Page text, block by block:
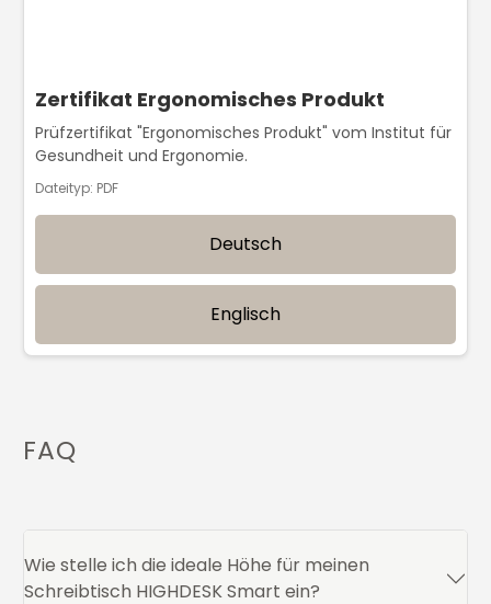
Zertifikat Ergonomisches Produkt
Prüfzertifikat "Ergonomisches Produkt" vom Institut für
Gesundheit und Ergonomie.
Dateityp: PDF
Deutsch
Englisch
FAQ
Wie stelle ich die ideale Höhe für meinen
Schreibtisch HIGHDESK Smart ein?